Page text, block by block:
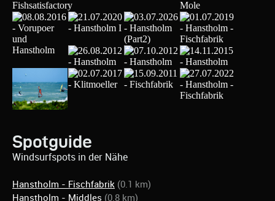
Spotguide
Windsurfspots in der Nähe
Hanstholm - Fischfabrik (0.1 km)
Hanstholm - Middles (0.8 km)